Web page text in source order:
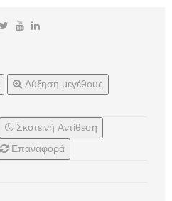
Αύξηση μεγέθους
Σκοτεινή Αντίθεση
Επαναφορά